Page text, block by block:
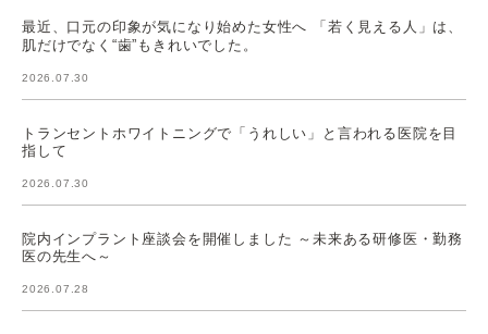
最近、口元の印象が気になり始めた女性へ 「若く見える人」は、
肌だけでなく“歯”もきれいでした。
2026.07.30
トランセントホワイトニングで「うれしい」と言われる医院を目
指して
2026.07.30
院内インプラント座談会を開催しました ～未来ある研修医・勤務
医の先生へ～
2026.07.28